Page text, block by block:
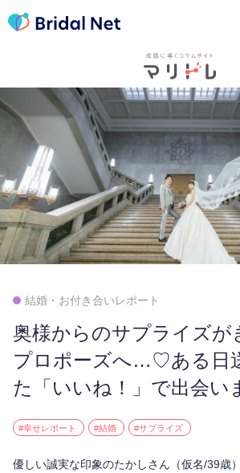
結婚・お付き合いレポート
奥様からのサプライズが
プロポーズへ…♡ある日
た「いいね！」で出会い
#幸せレポート #結婚 #サプライズ
優しい誠実な印象のたかしさん（仮名/39歳